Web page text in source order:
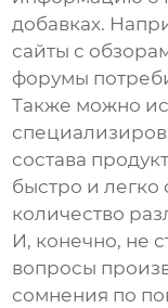
добавках.
сайты с
форумы
Также можно
состава
быстро и
количество
И, конечно, не
вопросы
сомнения по